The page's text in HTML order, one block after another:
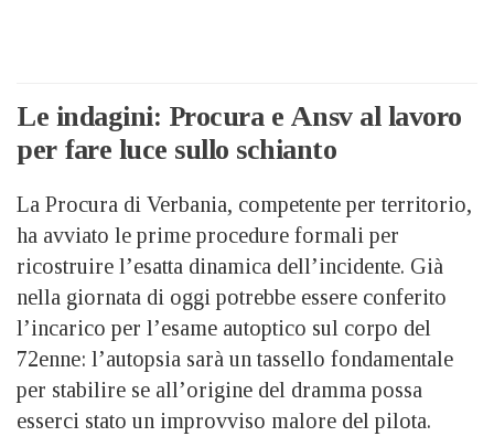
Le indagini: Procura e Ansv al lavoro
per fare luce sullo schianto
La Procura di Verbania, competente per territorio,
ha avviato le prime procedure formali per
ricostruire l’esatta dinamica dell’incidente. Già
nella giornata di oggi potrebbe essere conferito
l’incarico per l’esame autoptico sul corpo del
72enne: l’autopsia sarà un tassello fondamentale
per stabilire se all’origine del dramma possa
esserci stato un improvviso malore del pilota.